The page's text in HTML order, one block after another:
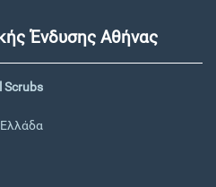
Ένδυσης Αθήνας
Scrubs